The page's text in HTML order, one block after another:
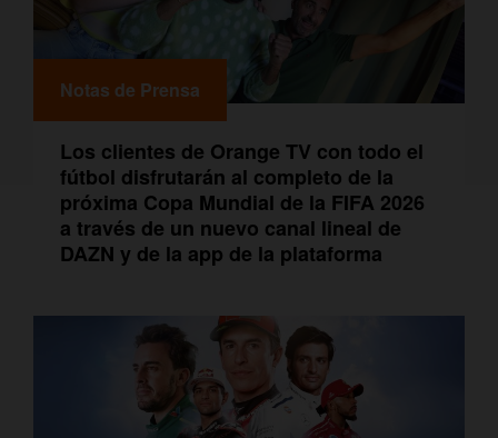
Notas de Prensa
Los clientes de Orange TV con todo el
fútbol disfrutarán al completo de la
próxima Copa Mundial de la FIFA 2026
a través de un nuevo canal lineal de
DAZN y de la app de la plataforma